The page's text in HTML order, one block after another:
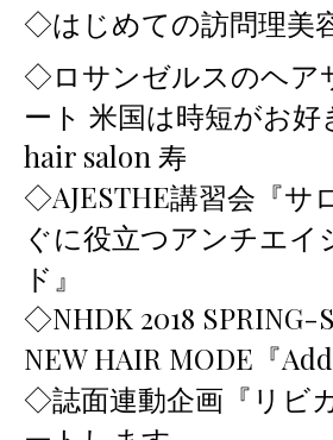
◇はじめての訪問理美
◇ロサンゼルスのヘア
ート 米国は時短がお
hair salon 寿
◇AJESTHE講習会『サ
ぐに役立つアンチエイ
ド』
◇NHDK 2018 SPRING-
NEW HAIR MODE『
◇誌面連動企画『リビ